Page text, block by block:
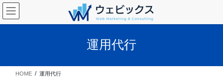
コ
ン
テ
ス
ナ
ビ
ゲ
ン
運用代行
HOME 運用代行